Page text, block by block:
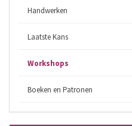
Handwerken
Laatste Kans
Workshops
Boeken en Patronen